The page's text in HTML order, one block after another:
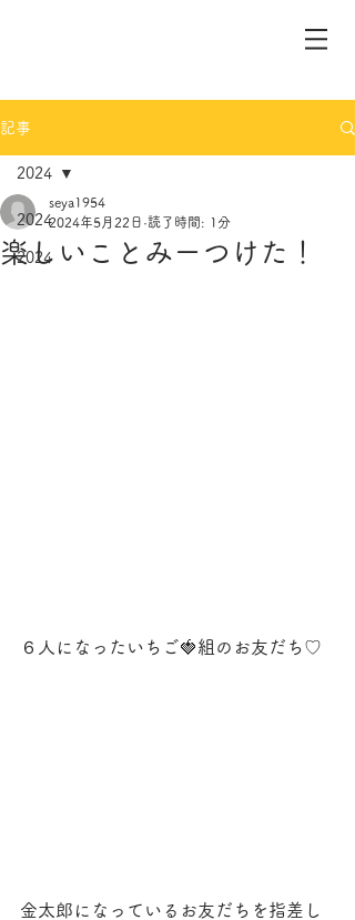
記事
2024
2024
2024
楽しいことみーつけた！
seya1954
2024年5月22日 読了時間: 1分
６人になったいちご🍓組のお友だち♡
金太郎になっているお友だちを指差し